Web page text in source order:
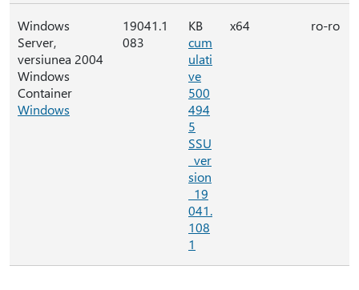
Windows
Server,
versiunea 2004
Windows
Container
Windows
19041.1
083
KB
cum
ulati
ve
500
494
5
SSU
_ver
sion
_19
041.
108
1
x64 ro-ro